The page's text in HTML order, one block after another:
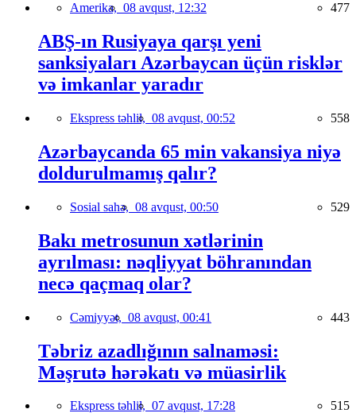
Amerika, 08 avqust, 12:32 477
ABŞ-ın Rusiyaya qarşı yeni
sanksiyaları Azərbaycan üçün risklər
və imkanlar yaradır
Ekspress təhlil, 08 avqust, 00:52 558
Azərbaycanda 65 min vakansiya niyə
doldurulmamış qalır?
Sosial sahə, 08 avqust, 00:50 529
Bakı metrosunun xətlərinin
ayrılması: nəqliyyat böhranından
necə qaçmaq olar?
Cəmiyyət, 08 avqust, 00:41 443
Təbriz azadlığının salnaməsi:
Məşrutə hərəkatı və müasirlik
Ekspress təhlil, 07 avqust, 17:28 515